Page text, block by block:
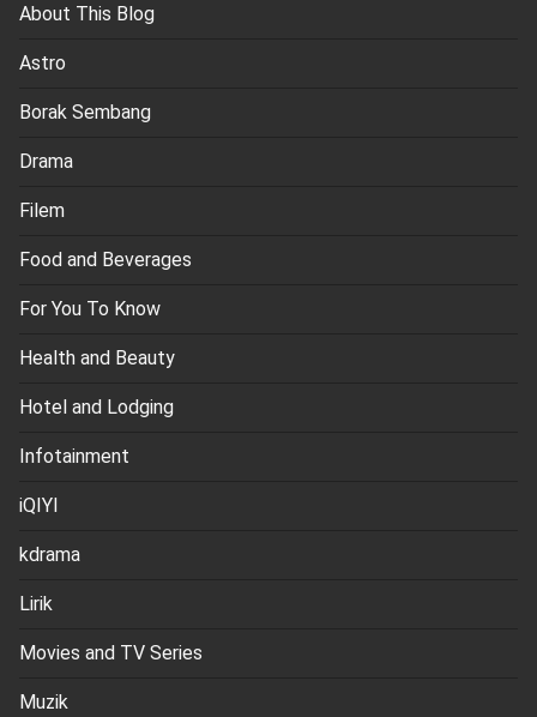
About This Blog
Astro
Borak Sembang
Drama
Filem
Food and Beverages
For You To Know
Health and Beauty
Hotel and Lodging
Infotainment
iQIYI
kdrama
Lirik
Movies and TV Series
Muzik